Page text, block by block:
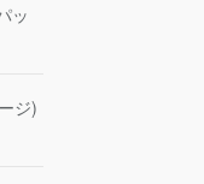
ッ
ジ)